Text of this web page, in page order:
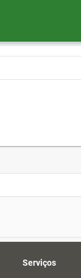
Serviços